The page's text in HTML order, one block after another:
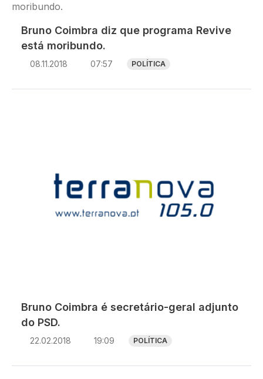
Bruno Coimbra diz que programa Revive
está moribundo.
08.11.2018 07:57 POLÍTICA
Bruno Coimbra é secretário-geral adjunto
do PSD.
22.02.2018 19:09 POLÍTICA